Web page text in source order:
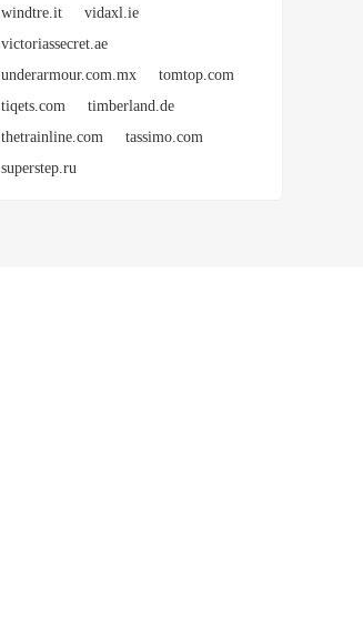
windtre.it
vidaxl.ie
victoriassecret.ae
underarmour.com.mx
tomtop.com
tiqets.com
timberland.de
thetrainline.com
tassimo.com
superstep.ru